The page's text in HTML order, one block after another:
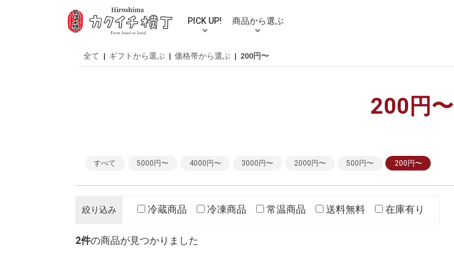
PICK UP! 商品から選ぶ
全て | ギフトから選ぶ | 価格帯から選ぶ | 200円〜
200円〜
すべて 5000円〜 4000円〜 3000円〜 2000円〜 500円〜 200円〜
絞り込み 冷蔵商品 冷凍商品 常温商品 送料無料 在庫有り
2件の商品が見つかりました